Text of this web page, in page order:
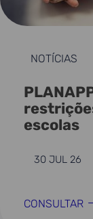
NOTÍCIAS
escolas
30 JUL 26
CONSULTAR